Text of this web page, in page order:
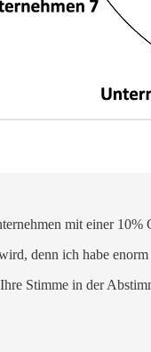
mit einer
denn ich habe
Stimme in der